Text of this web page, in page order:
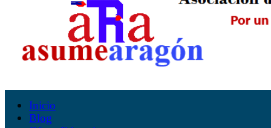
Inicio
Blog